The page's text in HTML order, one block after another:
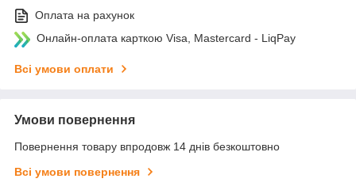
Оплата на рахунок
Онлайн-оплата карткою Visa, Mastercard - LiqPay
Всі умови оплати
Умови повернення
Повернення товару впродовж 14 днів безкоштовно
Всі умови повернення